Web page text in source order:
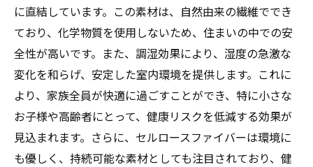
に直結しています。この素材は、自然由来の繊維ででき
ており、化学物質を使用しないため、住まいの中での安
全性が高いです。また、調湿効果により、湿度の急激な
変化を和らげ、安定した室内環境を提供します。これに
より、家族全員が快適に過ごすことができ、特に小さな
お子様や高齢者にとって、健康リスクを低減する効果が
見込まれます。さらに、セルロースファイバーは環境に
も優しく、持続可能な素材としても注目されており、健